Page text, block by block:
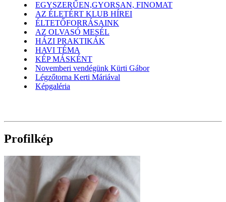
EGYSZERŰEN,GYORSAN, FINOMAT
AZ ÉLETÉRT KLUB HÍREI
ÉLTETŐFORRÁSAINK
AZ OLVASÓ MESÉL
HÁZI PRAKTIKÁK
HAVI TÉMA
KÉP MÁSKÉNT
Novemberi vendégünk Kürti Gábor
Légzőtorna Kerti Máriával
Képgaléria
Profilkép